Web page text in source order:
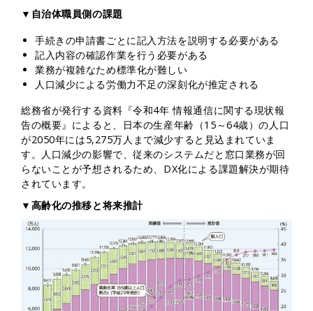
▼自治体職員側の課題
手続きの申請書ごとに記入方法を説明する必要がある
記入内容の確認作業を行う必要がある
業務が複雑なため標準化が難しい
人口減少による労働力不足の深刻化が推定される
総務省が発行する資料『令和4年 情報通信に関する現状報
告の概要』によると、日本の生産年齢（15～64歳）の人口
が2050年には5,275万人まで減少すると見込まれていま
す。人口減少の影響で、従来のシステムだと窓口業務が回
らないことが予想されるため、DX化による課題解決が期待
されています。
▼高齢化の推移と将来推計